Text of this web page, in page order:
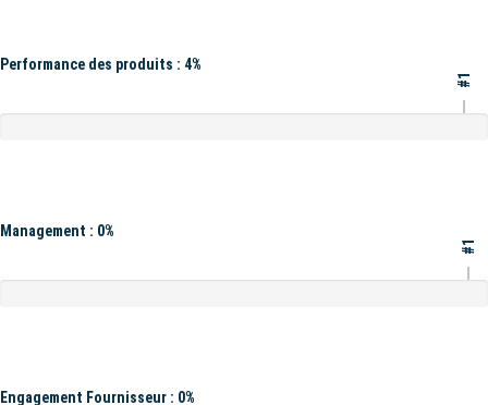
Performance des produits : 4%
#1
Management : 0%
#1
Engagement Fournisseur : 0%